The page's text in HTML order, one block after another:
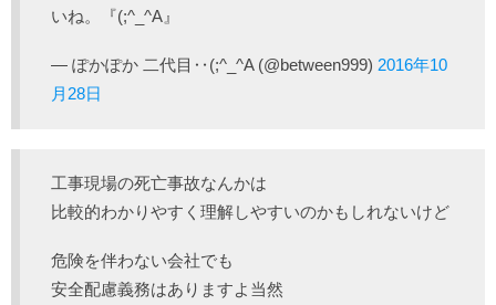
いね。『(;^_^A』
— ぽかぽか 二代目‥(;^_^A (@between999) 2016年10
月28日
工事現場の死亡事故なんかは
比較的わかりやすく理解しやすいのかもしれないけど
危険を伴わない会社でも
安全配慮義務はありますよ当然